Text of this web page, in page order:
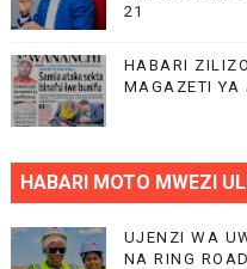
21
HABARI
MAGAZETI YA
HABARI MOTO MWEZI
UJENZI WA
NA RING